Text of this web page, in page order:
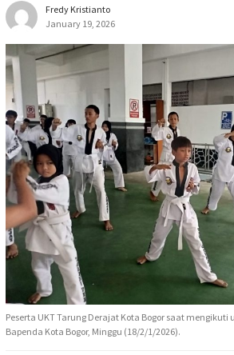
Fredy Kristianto
January 19, 2026
Peserta UKT Tarung Derajat Kota Bogor saat
Bapenda Kota Bogor, Minggu (18/2/1/2026).